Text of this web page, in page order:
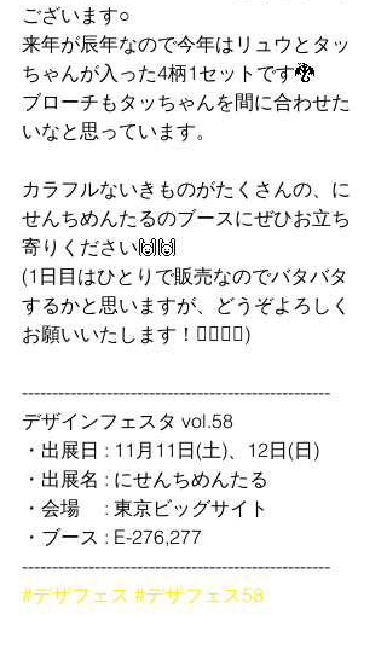
ございます○
来年が辰年なので今年はリュウとタッ
ちゃんが入った4柄1セットです🐉
ブローチもタッちゃんを間に合わせた
いなと思っています。
カラフルないきものがたくさんの、に
せんちめんたるのブースにぜひお立ち
寄りください🙌🙌
(1日目はひとりで販売なのでバタバタ
するかと思いますが、どうぞよろしく
お願いいたします！🙇‍♀️🙇‍♀️)
---------------------------------------------------
デザインフェスタ vol.58
・出展日 : 11月11日(土)、12日(日)
・出展名 : にせんちめんたる
・会場　 : 東京ビッグサイト
・ブース : E-276,277
---------------------------------------------------
#デザフェス #デザフェス58